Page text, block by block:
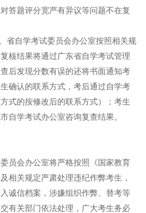
答题评分宽严有异议等问题不在复
省自学考试委员会办公室按照相关规
核结果将通过广东省自学考试管理
后发现分数有误的还将书面通知考
确认的联系方式，考后通过自学考
式的按修改后的联系方式）；考生
自学考试办公室咨询复查结果。
员会办公室将严格按照《国家教育
相关规定严肃处理违纪作弊考生，
诚信档案，涉嫌组织作弊、替考等
有关部门依法处理，广大考生务必